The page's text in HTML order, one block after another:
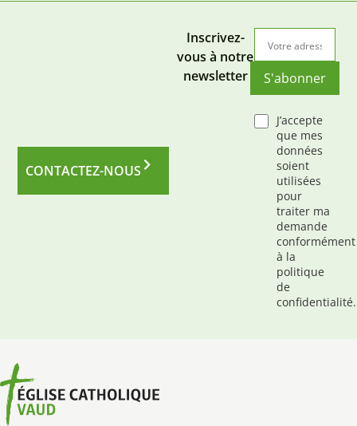
CONTACTEZ-NOUS
Inscrivez-
vous à notre
newsletter
S'abonner
J’accepte
que mes
données
soient
utilisées
pour
traiter ma
demande
conformément
à la
politique
de
confidentialité.